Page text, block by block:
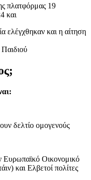
πλατφόρμας 19
και
ελέγχθηκαν και η αίτηση
δελτίο ομογενούς
Ευρωπαϊκό Οικονομικό
και Ελβετοί πολίτες